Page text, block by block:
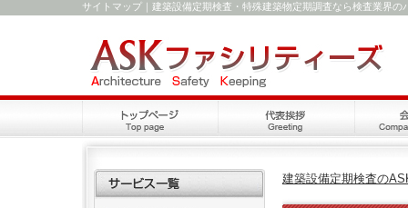
サイトマップ｜建築設備定期検査・特殊建築物定期調査なら検査業界
建築設備定期検査の